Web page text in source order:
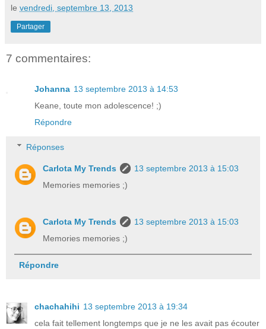
le vendredi, septembre 13, 2013
Partager
7 commentaires:
Johanna 13 septembre 2013 à 14:53
Keane, toute mon adolescence! ;)
Répondre
Réponses
Carlota My Trends
13 septembre 2013 à 15:03
Memories memories ;)
Carlota My Trends
13 septembre 2013 à 15:03
Memories memories ;)
Répondre
chachahihi 13 septembre 2013 à 19:34
cela fait tellement longtemps que je ne les avait pas écouter